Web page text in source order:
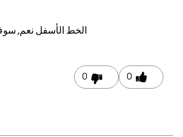
الخط الأسفلنعم, سوف
0
0